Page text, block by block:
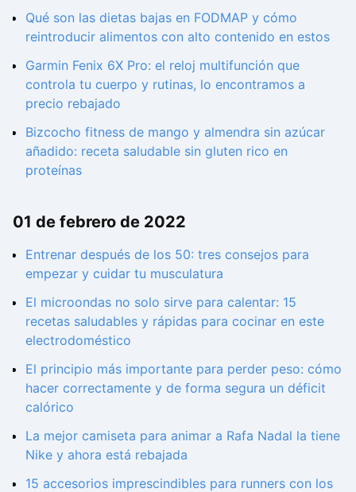
Qué son las dietas bajas en FODMAP y cómo
reintroducir alimentos con alto contenido en estos
Garmin Fenix ​​6X Pro: el reloj multifunción que
controla tu cuerpo y rutinas, lo encontramos a
precio rebajado
Bizcocho fitness de mango y almendra sin azúcar
añadido: receta saludable sin gluten rico en
proteínas
01 de febrero de 2022
Entrenar después de los 50: tres consejos para
empezar y cuidar tu musculatura
El microondas no solo sirve para calentar: 15
recetas saludables y rápidas para cocinar en este
electrodoméstico
El principio más importante para perder peso: cómo
hacer correctamente y de forma segura un déficit
calórico
La mejor camiseta para animar a Rafa Nadal la tiene
Nike y ahora está rebajada
15 accesorios imprescindibles para runners con los